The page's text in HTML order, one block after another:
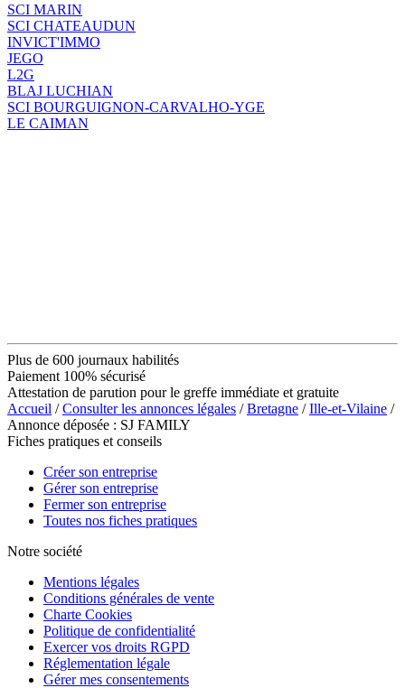
SCI MARIN
SCI CHATEAUDUN
INVICT'IMMO
JEGO
L2G
BLAJ LUCHIAN
SCI BOURGUIGNON-CARVALHO-YGE
LE CAIMAN
Plus de 600 journaux habilités
Paiement 100% sécurisé
Attestation de parution pour le greffe immédiate et gratuite
Accueil /Consulter les annonces légales /Bretagne /Ille-et-Vilaine /
Annonce déposée : SJ FAMILY
Fiches pratiques et conseils
Créer son entreprise
Gérer son entreprise
Fermer son entreprise
Toutes nos fiches pratiques
Notre société
Mentions légales
Conditions générales de vente
Charte Cookies
Politique de confidentialité
Exercer vos droits RGPD
Réglementation légale
Gérer mes consentements